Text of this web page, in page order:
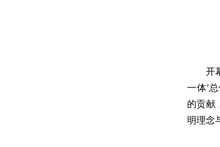
开
一体’
的贡献
明理念